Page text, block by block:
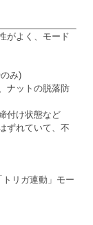
がよく、モード
み)
ナットの脱落防
付け状態など
ずれていて、不
リガ連動」モー